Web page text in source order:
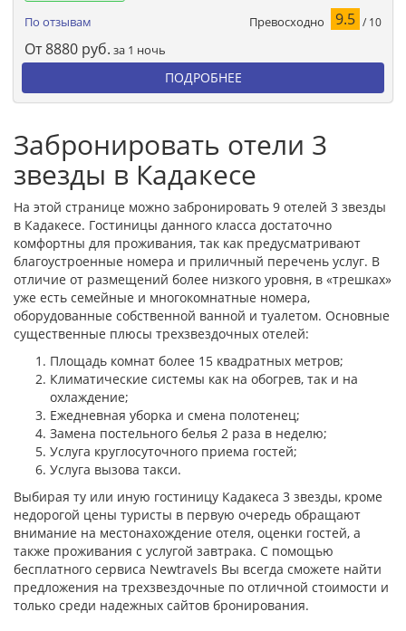
По отзывам
Превосходно 9.5 / 10
От8880 руб. за 1 ночь
ПОДРОБНЕЕ
Забронировать отели 3
звезды в Кадакесе
На этой странице можно забронировать 9 отелей 3 звезды
в Кадакесе. Гостиницы данного класса достаточно
комфортны для проживания, так как предусматривают
благоустроенные номера и приличный перечень услуг. В
отличие от размещений более низкого уровня, в «трешках»
уже есть семейные и многокомнатные номера,
оборудованные собственной ванной и туалетом. Основные
существенные плюсы трехзвездочных отелей:
Площадь комнат более 15 квадратных метров;
Климатические системы как на обогрев, так и на
охлаждение;
Ежедневная уборка и смена полотенец;
Замена постельного белья 2 раза в неделю;
Услуга круглосуточного приема гостей;
Услуга вызова такси.
Выбирая ту или иную гостиницу Кадакеса 3 звезды, кроме
недорогой цены туристы в первую очередь обращают
внимание на местонахождение отеля, оценки гостей, а
также проживания с услугой завтрака. С помощью
бесплатного сервиса Newtravels Вы всегда сможете найти
предложения на трехзвездочные по отличной стоимости и
только среди надежных сайтов бронирования.